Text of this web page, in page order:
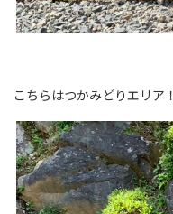
こちらはつかみどりエリア！